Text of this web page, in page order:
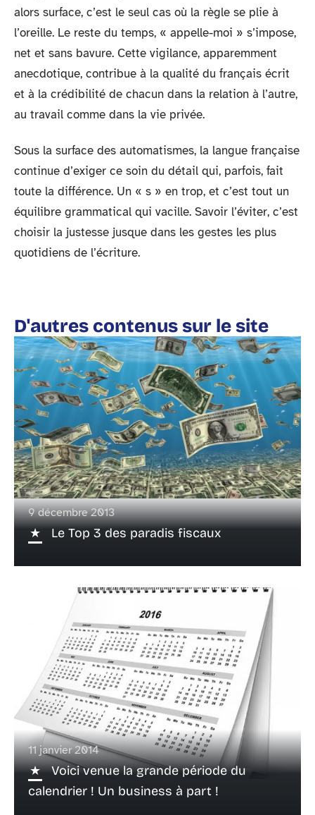
alors surface, c’est le seul cas où la règle se plie à
l’oreille. Le reste du temps, « appelle-moi » s’impose,
net et sans bavure. Cette vigilance, apparemment
anecdotique, contribue à la qualité du français écrit
et à la crédibilité de chacun dans la relation à l’autre,
au travail comme dans la vie privée.
Sous la surface des automatismes, la langue française
continue d’exiger ce soin du détail qui, parfois, fait
toute la différence. Un « s » en trop, et c’est tout un
équilibre grammatical qui vacille. Savoir l’éviter, c’est
choisir la justesse jusque dans les gestes les plus
quotidiens de l’écriture.
D'autres contenus sur le site
9 décembre 2013
Le Top 3 des paradis fiscaux
11 janvier 2014
Voici venue la grande période du
calendrier ! Un business à part !